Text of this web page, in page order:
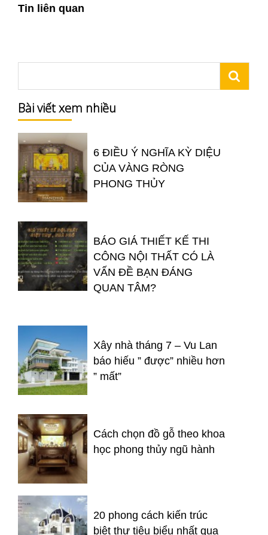
Tin liên quan
Bài viết xem nhiều
6 ĐIỀU Ý NGHĨA KỲ DIỆU
CỦA VÀNG RÒNG
PHONG THỦY
BÁO GIÁ THIẾT KẾ THI
CÔNG NỘI THẤT CÓ LÀ
VẤN ĐỀ BẠN ĐÁNG
QUAN TÂM?
Xây nhà tháng 7 – Vu Lan
báo hiếu ” được” nhiều hơn
” mất”
Cách chọn đồ gỗ theo khoa
học phong thủy ngũ hành
20 phong cách kiến trúc
biệt thự tiêu biểu nhất qua